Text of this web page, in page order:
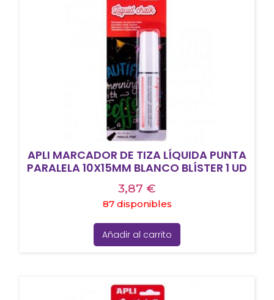
APLI MARCADOR DE TIZA LÍQUIDA PUNTA
PARALELA 10X15MM BLANCO BLÍSTER 1 UD
3,87 €
87 disponibles
Añadir al carrito